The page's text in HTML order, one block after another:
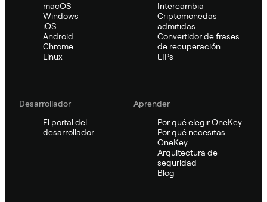
macOS
Windows
iOS
Android
Chrome
Linux
Intercambia
Criptomonedas
admitidas
Convertidor de frases
de recuperación
EIPs
Desarrollador
El portal del
desarrollador
Aprender
Por qué elegir OneKey
Por qué necesitas
OneKey
Arquitectura de
seguridad
Blog